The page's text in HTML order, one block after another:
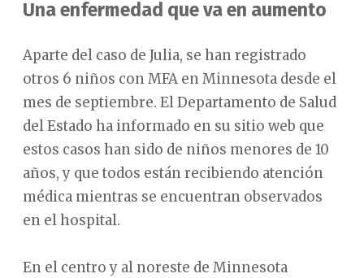
Una enfermedad que va en aumento
Aparte del caso de Julia, se han registrado
otros 6 niños con MFA en Minnesota desde el
mes de septiembre. El Departamento de Salud
del Estado ha informado en su sitio web que
estos casos han sido de niños menores de 10
años, y que todos están recibiendo atención
médica mientras se encuentran observados
en el hospital.
En el centro y al noreste de Minnesota